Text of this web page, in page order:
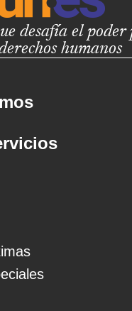
desafía el poder
humanos